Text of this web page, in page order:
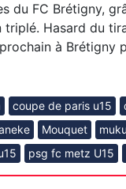
du FC Brétigny,
triplé. Hasard du
à Brétigny
coupe de paris u15
Mouquet
psg fc metz U15